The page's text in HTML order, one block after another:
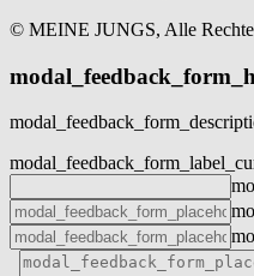
© MEINE JUNGS, Alle Rechte